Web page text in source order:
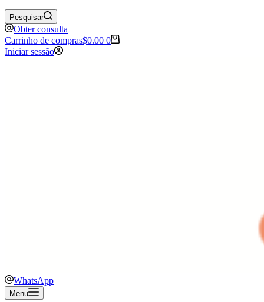
Pesquisar
Obter consulta
Carrinho de compras$0.00 0
Iniciar sessão
WhatsApp
Menu